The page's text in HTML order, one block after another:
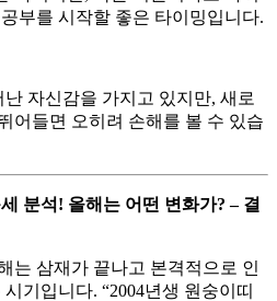
부를 시작할 좋은 타이밍입니다.
자신감을 가지고 있지만, 새로
어들면 오히려 손해를 볼 수 있습
분석! 올해는 어떤 변화가? – 결
는 삼재가 끝나고 본격적으로 인
기입니다. “2004년생 원숭이띠